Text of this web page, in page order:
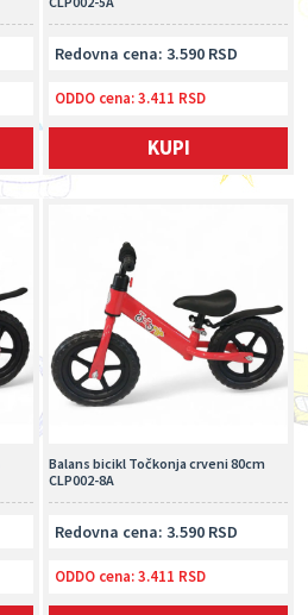
Redovna cena: 3.590 RSD
ODDO cena:3.411 RSD
KUPI
Balans bicikl Točkonja crveni 80cm
CLP002-8A
Redovna cena: 3.590 RSD
ODDO cena:3.411 RSD